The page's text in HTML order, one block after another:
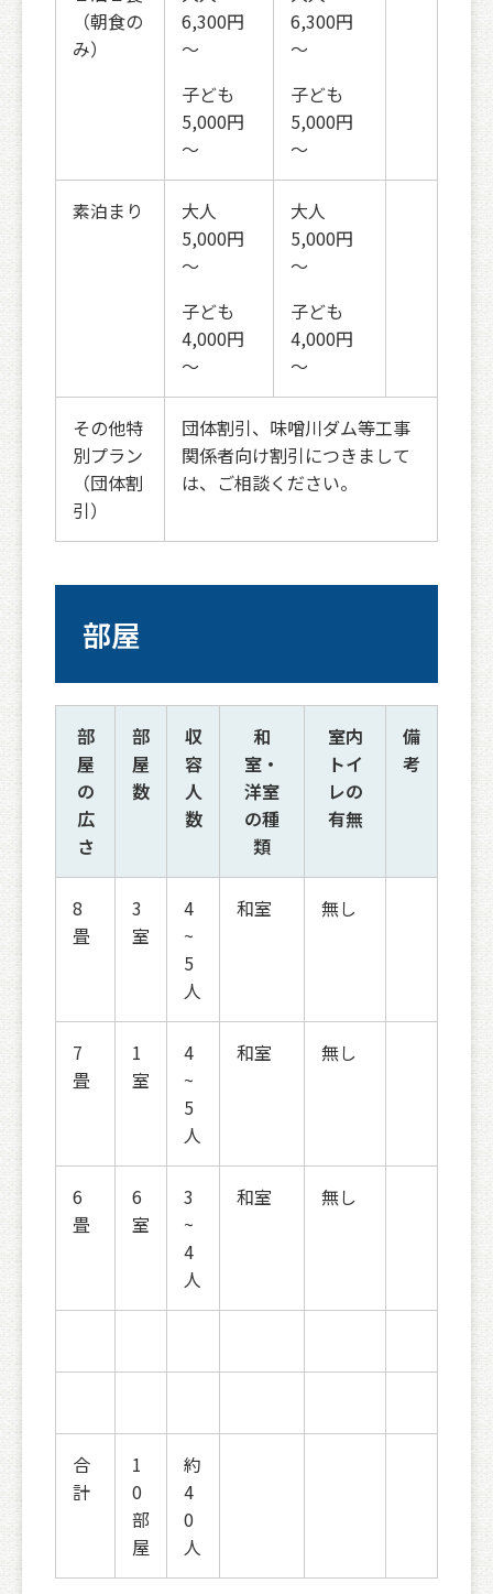
（朝食の
み）
6,300円
～
子ども
5,000円
～
6,300円
～
子ども
5,000円
～
素泊まり
大人
5,000円
～
子ども
4,000円
～
大人
5,000円
～
子ども
4,000円
～
その他特
別プラン
（団体割
引）
団体割引、味噌川ダム等工事
関係者向け割引につきまして
は、ご相談ください。
部屋
部
屋
の
広
さ
部
屋
数
収
容
人
数
和
室・
洋室
の種
類
室内
トイ
レの
有無
備
考
8
畳
3
室
4
~
5
人
和室 無し
7
畳
1
室
4
~
5
人
和室 無し
6
畳
6
室
3
~
4
人
和室 無し
合
計
1
0
部
屋
約
4
0
人